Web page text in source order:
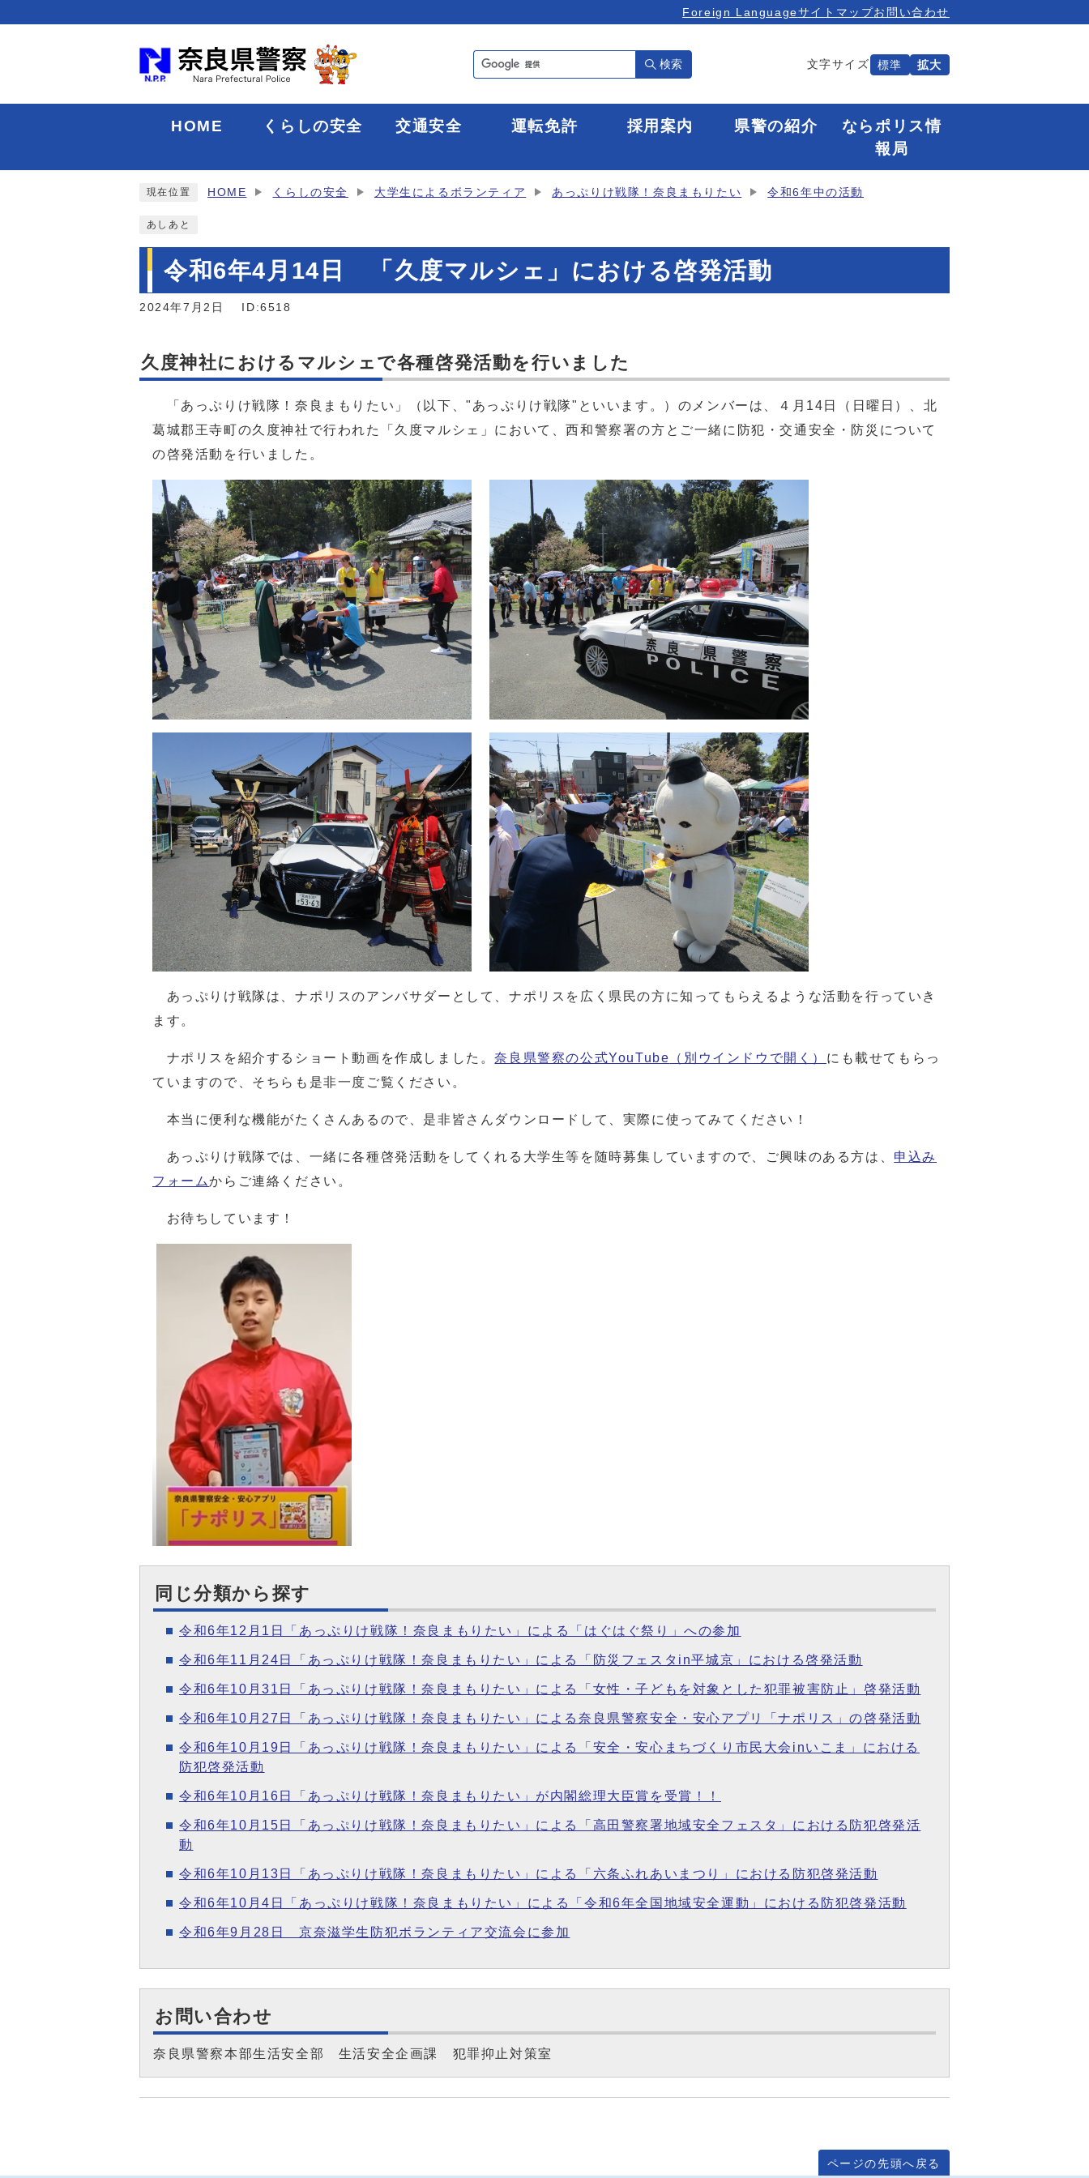
Foreign Languageサイトマップお問い合わせ
検索 文字サイズ 標準 拡大
HOME くらしの安全 交通安全 運転免許 採用案内 県警の紹介
ならポリス情
報局
現在位置 HOME くらしの安全 大学生によるボランティア あっぷりけ戦隊！奈良まもりたい 令和6年中の活動
あしあと
令和6年4月14日 「久度マルシェ」における啓発活動
2024年7月2日 ID:6518
久度神社におけるマルシェで各種啓発活動を行いました
「あっぷりけ戦隊！奈良まもりたい」（以下、"あっぷりけ戦隊"といいます。）のメンバーは、４月14日（日曜日）、北
葛城郡王寺町の久度神社で行われた「久度マルシェ」において、西和警察署の方とご一緒に防犯・交通安全・防災について
の啓発活動を行いました。
あっぷりけ戦隊は、ナポリスのアンバサダーとして、ナポリスを広く県民の方に知ってもらえるような活動を行っていき
ます。
ナポリスを紹介するショート動画を作成しました。奈良県警察の公式YouTube （別ウインドウで開く） にも載せてもらっ
ていますので、そちらも是非一度ご覧ください。
本当に便利な機能がたくさんあるので、是非皆さんダウンロードして、実際に使ってみてください！
あっぷりけ戦隊では、一緒に各種啓発活動をしてくれる大学生等を随時募集していますので、ご興味のある方は、 申込み
フォームからご連絡ください。
お待ちしています！
同じ分類から探す
令和6年12月1日「あっぷりけ戦隊！奈良まもりたい」による「はぐはぐ祭り」への参加
令和6年11月24日「あっぷりけ戦隊！奈良まもりたい」による「防災フェスタin平城京」における啓発活動
令和6年10月31日「あっぷりけ戦隊！奈良まもりたい」による「女性・子どもを対象とした犯罪被害防止」啓発活動
令和6年10月27日「あっぷりけ戦隊！奈良まもりたい」による奈良県警察安全・安心アプリ「ナポリス」の啓発活動
令和6年10月19日「あっぷりけ戦隊！奈良まもりたい」による「安全・安心まちづくり市民大会inいこま」における
防犯啓発活動
令和6年10月16日「あっぷりけ戦隊！奈良まもりたい」が内閣総理大臣賞を受賞！！
令和6年10月15日「あっぷりけ戦隊！奈良まもりたい」による「高田警察署地域安全フェスタ」における防犯啓発活
動
令和6年10月13日「あっぷりけ戦隊！奈良まもりたい」による「六条ふれあいまつり」における防犯啓発活動
令和6年10月4日「あっぷりけ戦隊！奈良まもりたい」による「令和6年全国地域安全運動」における防犯啓発活動
令和6年9月28日 京奈滋学生防犯ボランティア交流会に参加
お問い合わせ
奈良県警察本部生活安全部 生活安全企画課 犯罪抑止対策室
ページの先頭へ戻る